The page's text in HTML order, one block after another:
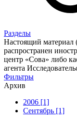
Разделы
Настоящий материал
распространен
центр «Сова» либо
агента
Фильтры
Архив
2006 [1]
Сентябрь [1]